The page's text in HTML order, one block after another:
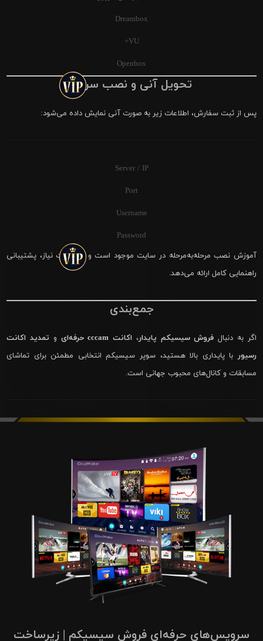
Dreambox
VU+
Openbox
تحویل آنی و نصب سریع
پس از ثبت سفارش، اطلاعات زیر به صورت آنی نمایش داده می‌شود:
Server / IP
Port
Username
Password
آموزش نصب مرحله‌به‌مرحله در سایت موجود است و در صورت نیاز، پشتیبانی
راهنمایی کامل ارائه می‌دهد.
جمع‌بندی
اگر به دنبال فروش سیسیکم پایدار، اکانت cccam حرفه‌ای و تمدید اکانت
رسیور با پایداری بالا هستید، سوپر سیسیکم انتخابی مطمئن برای تماشای
مسابقات و کانال‌های محبوب جهانی است.
سرویس‌های حرفه‌ای فروش سیسیکم | زیرساخت